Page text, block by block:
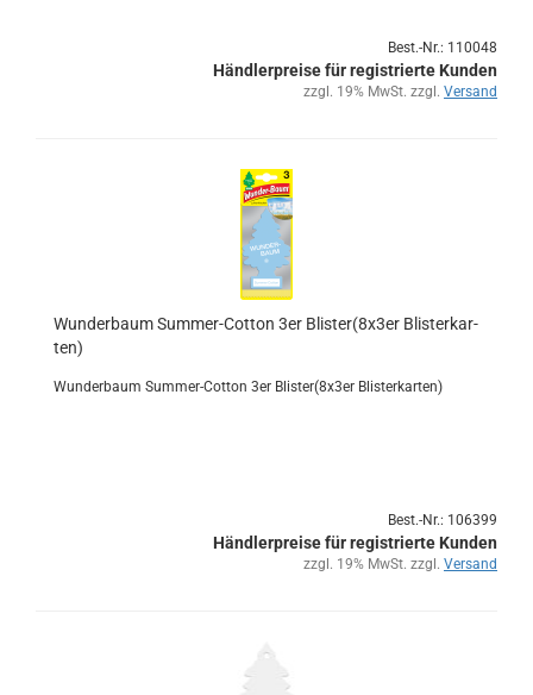
Best.-Nr.: 110048
Händlerpreise für registrierte Kunden
zzgl. 19% MwSt. zzgl. Versand
Wun­der­baum Summer-​​Cot­ton 3er Blis­ter(8x3er Blis­ter­kar­
ten)
Wun­der­baum Summer-​Cotton 3er Blis­ter(8x3er Blis­ter­kar­ten)
Best.-Nr.: 106399
Händlerpreise für registrierte Kunden
zzgl. 19% MwSt. zzgl. Versand